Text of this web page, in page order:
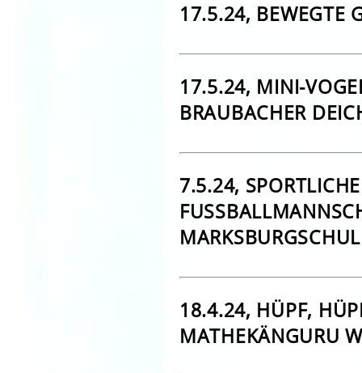
17.5.24, BEWEGTE
17.5.24, MINI-
BRAUBACHER
7.5.24,
18.4.24, HÜPF,
MATHEKÄNGURU